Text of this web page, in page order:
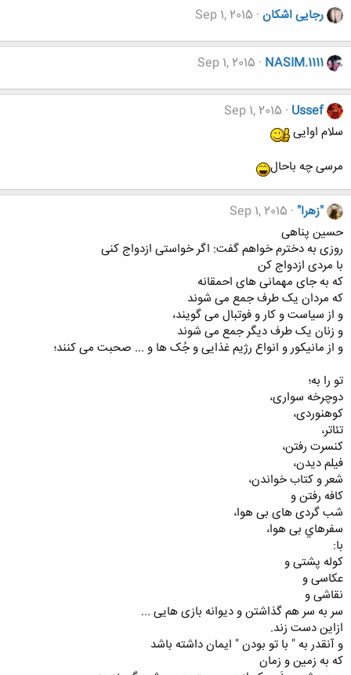
رجایی اشکان Sep 1, 2015
NASIM.1111
Sep 1, 2015
Ussef
Sep 1, 2015
سلام اوایی
مرسی چه باحال
"زهرا" Sep 1, 2015
حسین پناهی
روزی به دخترم خواهم گفت: اگر خواستی ازدواج کنی
با مردی ازدواج کن
که به جای ﻣﻬﻤﺎﻧﯽ ﻫﺎﯼ ﺍﺣﻤﻘﺎﻧﻪ
ﮐﻪ ﻣﺮﺩﺍﻥ ﯾﮏ ﻃﺮﻑ ﺟﻤﻊ می ﺷﻮﻧﺪ
ﻭ ﺍﺯ ﺳﯿﺎﺳﺖ ﻭ ﮐﺎﺭ ﻭ ﻓﻮﺗﺒﺎﻝ می گویند،
ﻭ ﺯﻧﺎﻥ ﯾﮏ ﻃﺮﻑ ﺩﯾﮕﺮ ﺟﻤﻊ می ﺷﻮﻧﺪ
ﻭ ﺍﺯ ﻣﺎﻧﯿﮑﻮﺭ ﻭ ﺍﻧﻮﺍﻉ ﺭﮊﯾﻢ ﻏﺬﺍﯾﯽ ﻭ ﺟُﮏ ﻫﺎ و ... صحبت می کنند؛
تو را ﺑﻪ؛
دوچرخه ﺳﻮﺍﺭﯼ،
کوهنوردی،
ﺗﺌﺎﺗﺮ،
ﮐﻨﺴﺮﺕ ﺭﻓﺘﻦ،
ﻓﯿﻠﻢ ﺩﯾﺪﻥ،
ﺷﻌﺮ ﻭ ﮐﺘﺎﺏ ﺧﻮﺍﻧﺪﻥ،
كافه ﺭﻓﺘﻦ ﻭ
ﺷﺐ ﮔﺮﺩﯼ ﻫﺎﯼ ﺑﯽ ﻫﻮا،
سفرهاي ﺑﯽ ﻫﻮﺍ،
ﺑﺎ:
ﮐﻮﻟﻪ ﭘﺸﺘﯽ ﻭ
ﻋﮑﺎﺳﯽ ﻭ
ﻧﻘﺎﺷﯽ ﻭ
ﺳﺮ ﺑﻪ ﺳﺮ ﻫﻢ ﮔﺬﺍﺷﺘﻦ ﻭ ﺩﯾﻮﺍﻧﻪ ﺑﺎﺯﯼ ﻫﺎﯾﯽ ...
ﺍﺯﺍﯾﻦ ﺩﺳﺖ زند.
ﻭ ﺁﻧﻘﺪﺭ ﺑﻪ " با تو بودن " ايمان ﺩاشته باشد
ﮐﻪ ﺑﻪ ﺯﻣﯿﻦ ﻭ ﺯﻣﺎﻥ